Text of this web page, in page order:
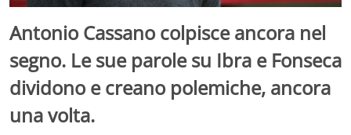
Antonio Cassano colpisce ancora nel
segno. Le sue parole su Ibra e Fonseca
dividono e creano polemiche, ancora
una volta.